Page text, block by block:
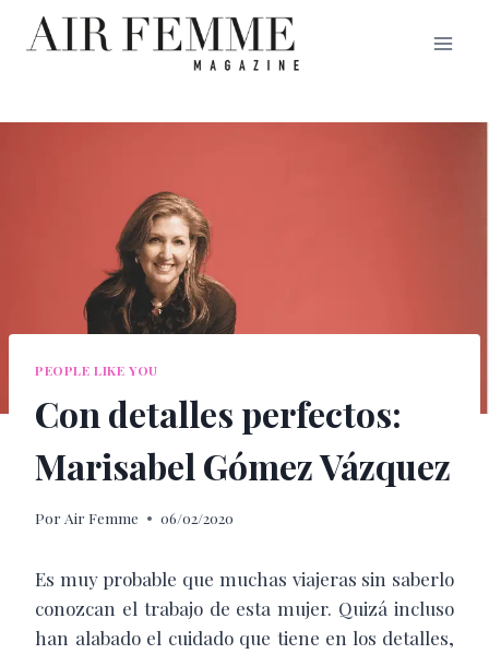
Saltar
PEOPLE LIKE YOU
Con detalles perfectos:
Marisabel Gómez Vázquez
Por Air Femme 06/02/2020
Es muy probable que muchas viajeras sin saberlo
conozcan el trabajo de esta mujer. Quizá incluso
han alabado el cuidado que tiene en los detalles,